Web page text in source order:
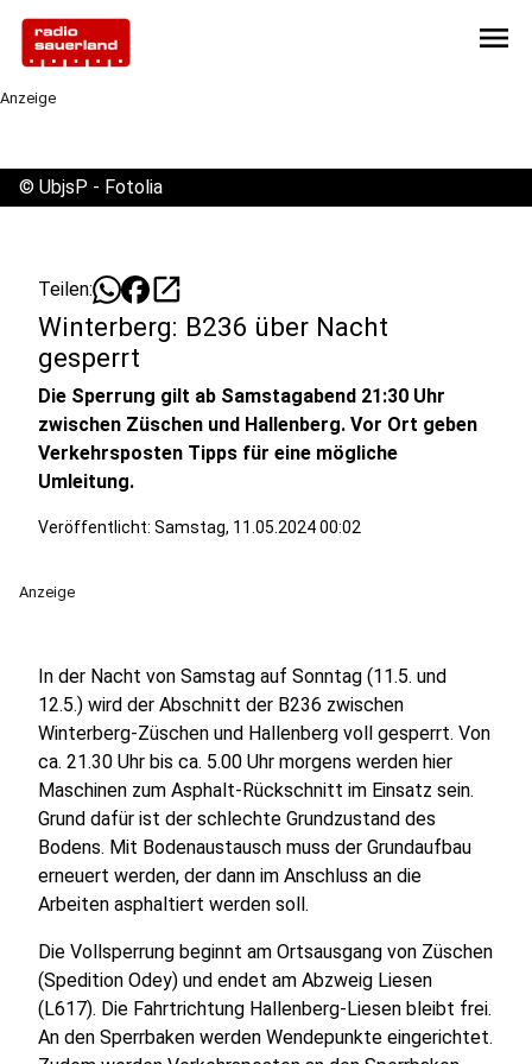
menu
Anzeige
© UbjsP - Fotolia
Teilen: open_in_new
Winterberg: B236 über Nacht
gesperrt
Die Sperrung gilt ab Samstagabend 21:30 Uhr
zwischen Züschen und Hallenberg. Vor Ort geben
Verkehrsposten Tipps für eine mögliche
Umleitung.
Veröffentlicht: Samstag, 11.05.2024 00:02
Anzeige
In der Nacht von Samstag auf Sonntag (11.5. und
12.5.) wird der Abschnitt der B236 zwischen
Winterberg-Züschen und Hallenberg voll gesperrt. Von
ca. 21.30 Uhr bis ca. 5.00 Uhr morgens werden hier
Maschinen zum Asphalt-Rückschnitt im Einsatz sein.
Grund dafür ist der schlechte Grundzustand des
Bodens. Mit Bodenaustausch muss der Grundaufbau
erneuert werden, der dann im Anschluss an die
Arbeiten asphaltiert werden soll.
Die Vollsperrung beginnt am Ortsausgang von Züschen
(Spedition Odey) und endet am Abzweig Liesen
(L617). Die Fahrtrichtung Hallenberg-Liesen bleibt frei.
An den Sperrbaken werden Wendepunkte eingerichtet.